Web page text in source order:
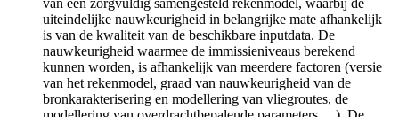
van een zorgvuldig samengesteld rekenmodel, waarbij de
uiteindelijke nauwkeurigheid in belangrijke mate afhankelijk
is van de kwaliteit van de beschikbare inputdata. De
nauwkeurigheid waarmee de immissieniveaus berekend
kunnen worden, is afhankelijk van meerdere factoren (versie
van het rekenmodel, graad van nauwkeurigheid van de
bronkarakterisering en modellering van vliegroutes, de